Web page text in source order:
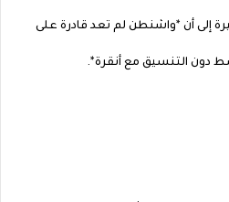
إلى أن *واشنطن لم تعد قادرة على
دون التنسيق مع أنقرة*.